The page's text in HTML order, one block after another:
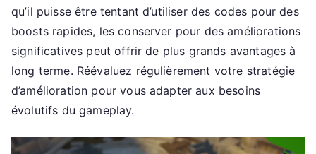
qu’il puisse être tentant d’utiliser des codes pour des
boosts rapides, les conserver pour des améliorations
significatives peut offrir de plus grands avantages à
long terme. Réévaluez régulièrement votre stratégie
d’amélioration pour vous adapter aux besoins
évolutifs du gameplay.